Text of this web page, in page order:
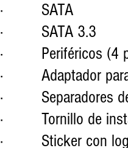
·         SATA
·         SATA 3.3
·         Periféricos
·         Adaptador
·
·         Tornillo de
·         Sticker con